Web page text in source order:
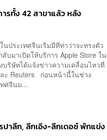
รทั้ง 42 สาขาแล้ว หลัง
ประเทศจีนเริ่มมีทีท่าว่าจะทรงตัว
บมาเปิดให้บริการ Apple Store ใน
ริษัทได้แจ้งข่าวความเคลื่อนไหวที่
ะ Reuters ก่อนหน้านี้ในช่วง
ศจีนม...
าลีก, ลีกเอิง-ลีกเดอซ์ พักแข่ง